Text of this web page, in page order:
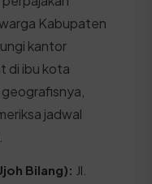
Kabupaten
kantor
di ibu kota
jadwal
Bilang): Jl.